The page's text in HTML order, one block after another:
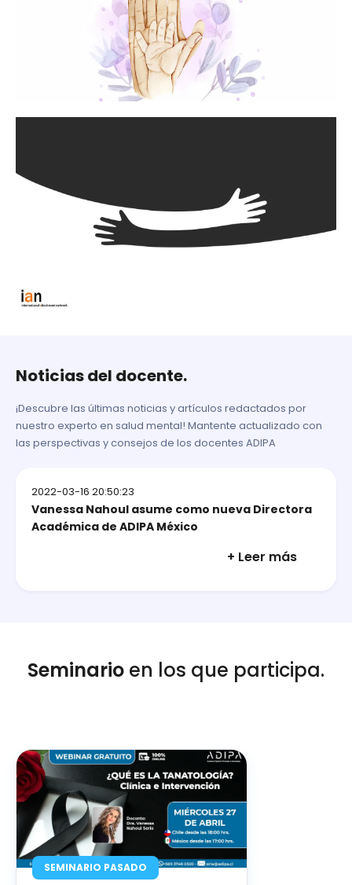
Noticias del docente.
¡Descubre las últimas noticias y artículos redactados por
nuestro experto en salud mental! Mantente actualizado con
las perspectivas y consejos de los docentes ADIPA
2022-03-16 20:50:23
Vanessa Nahoul asume como nueva Directora
Académica de ADIPA México
+ Leer más
Seminario en los que participa.
SEMINARIO PASADO